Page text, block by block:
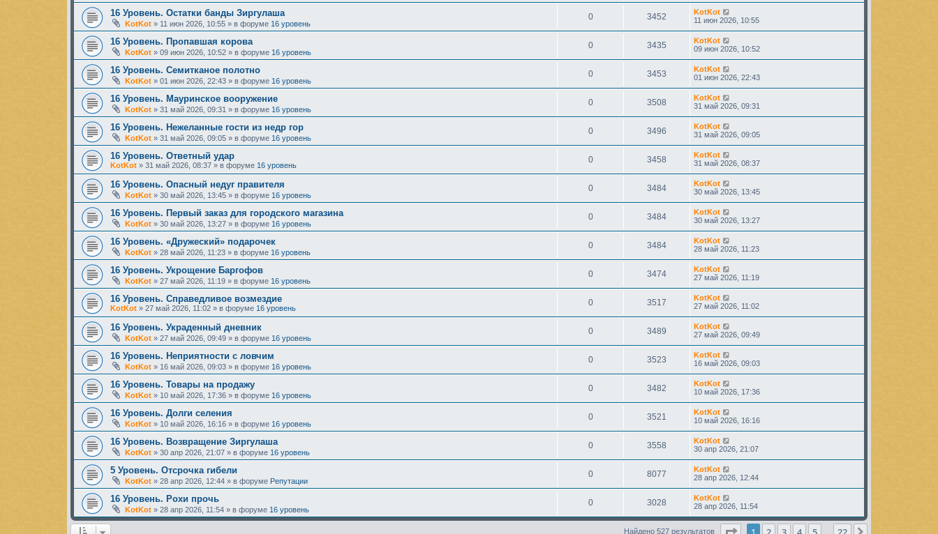
16 Уровень. Остатки банды Зиргулаша
KotKot » 11 июн 2026, 10:55 » в форуме 16 уровень
0 3452
KotKot
11 июн 2026, 10:55
16 Уровень. Пропавшая корова
KotKot » 09 июн 2026, 10:52 » в форуме 16 уровень
0 3435
KotKot
09 июн 2026, 10:52
16 Уровень. Семитканое полотно
KotKot » 01 июн 2026, 22:43 » в форуме 16 уровень
0 3453
KotKot
01 июн 2026, 22:43
16 Уровень. Мауринское вооружение
KotKot » 31 май 2026, 09:31 » в форуме 16 уровень
0 3508
KotKot
31 май 2026, 09:31
16 Уровень. Нежеланные гости из недр гор
KotKot » 31 май 2026, 09:05 » в форуме 16 уровень
0 3496
KotKot
31 май 2026, 09:05
16 Уровень. Ответный удар
KotKot » 31 май 2026, 08:37 » в форуме 16 уровень
0 3458
KotKot
31 май 2026, 08:37
16 Уровень. Опасный недуг правителя
KotKot » 30 май 2026, 13:45 » в форуме 16 уровень
0 3484
KotKot
30 май 2026, 13:45
16 Уровень. Первый заказ для городского магазина
KotKot » 30 май 2026, 13:27 » в форуме 16 уровень
0 3484
KotKot
30 май 2026, 13:27
16 Уровень. «Дружеский» подарочек
KotKot » 28 май 2026, 11:23 » в форуме 16 уровень
0 3484
KotKot
28 май 2026, 11:23
16 Уровень. Укрощение Баргофов
KotKot » 27 май 2026, 11:19 » в форуме 16 уровень
0 3474
KotKot
27 май 2026, 11:19
16 Уровень. Справедливое возмездие
KotKot » 27 май 2026, 11:02 » в форуме 16 уровень
0 3517
KotKot
27 май 2026, 11:02
16 Уровень. Украденный дневник
KotKot » 27 май 2026, 09:49 » в форуме 16 уровень
0 3489
KotKot
27 май 2026, 09:49
16 Уровень. Неприятности с ловчим
KotKot » 16 май 2026, 09:03 » в форуме 16 уровень
0 3523
KotKot
16 май 2026, 09:03
16 Уровень. Товары на продажу
KotKot » 10 май 2026, 17:36 » в форуме 16 уровень
0 3482
KotKot
10 май 2026, 17:36
16 Уровень. Долги селения
KotKot » 10 май 2026, 16:16 » в форуме 16 уровень
0 3521
KotKot
10 май 2026, 16:16
16 Уровень. Возвращение Зиргулаша
KotKot » 30 апр 2026, 21:07 » в форуме 16 уровень
0 3558
KotKot
30 апр 2026, 21:07
5 Уровень. Отсрочка гибели
KotKot » 28 апр 2026, 12:44 » в форуме Репутации
0 8077
KotKot
28 апр 2026, 12:44
16 Уровень. Рохи прочь
KotKot » 28 апр 2026, 11:54 » в форуме 16 уровень
0 3028
KotKot
28 апр 2026, 11:54
Найдено 527 результатов Страница1 из 22